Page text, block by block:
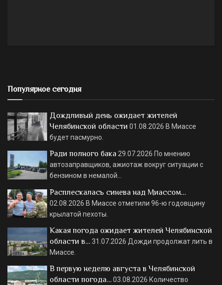
Популярное сегодня
Дождливый день ожидает жителей
Челябинской области 01.08.2026 В Миассе
будет пасмурно.
Ради полного бака 29.07.2026 По мнению
автозаправщиков, ажиотаж вокруг ситуации с
бензином в немалой…
Расплескалась синева над Миассом…
02.08.2026 В Миассе отметили 96-ю годовщину
крылатой пехоты.
Какая погода ожидает жителей Челябинской
области в…31.07.2026 Дожди продолжат лить в
Миассе.
В первую неделю августа в Челябинской
области погода…03.08.2026 Количество